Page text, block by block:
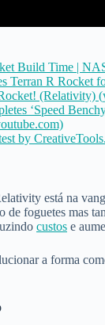
Build Time |
Terran R Rocket
(Relativity)
‘Speed
by
está na
foguetes mas
custos e
a forma